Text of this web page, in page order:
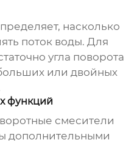
насколько
поток воды. Для
угла поворота
или двойных
функций
смесители
дополнительными